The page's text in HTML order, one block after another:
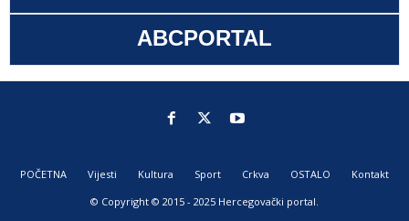
ABCPORTAL
POČETNA Vijesti Kultura Sport Crkva OSTALO
Kontakt
© Copyright © 2015 - 2025 Hercegovački portal.